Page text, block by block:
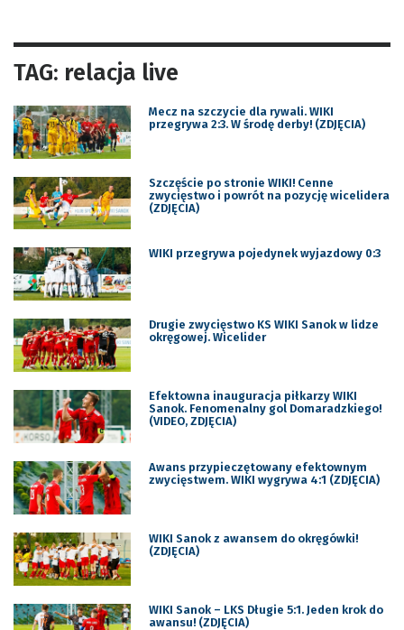
TAG: relacja live
Mecz na szczycie dla rywali. WIKI
przegrywa 2:3. W środę derby! (ZDJĘCIA)
Szczęście po stronie WIKI! Cenne
zwycięstwo i powrót na pozycję wicelidera
(ZDJĘCIA)
WIKI przegrywa pojedynek wyjazdowy 0:3
Drugie zwycięstwo KS WIKI Sanok w lidze
okręgowej. Wicelider
Efektowna inauguracja piłkarzy WIKI
Sanok. Fenomenalny gol Domaradzkiego!
(VIDEO, ZDJĘCIA)
Awans przypieczętowany efektownym
zwycięstwem. WIKI wygrywa 4:1 (ZDJĘCIA)
WIKI Sanok z awansem do okręgówki!
(ZDJĘCIA)
WIKI Sanok – LKS Długie 5:1. Jeden krok do
awansu! (ZDJĘCIA)